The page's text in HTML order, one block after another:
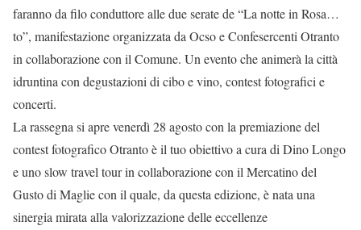
faranno da filo conduttore alle due serate de “La notte in Rosa…
to”, manifestazione organizzata da Ocso e Confesercenti Otranto
in collaborazione con il Comune. Un evento che animerà la città
idruntina con degustazioni di cibo e vino, contest fotografici e
concerti.
La rassegna si apre venerdì 28 agosto con la premiazione del
contest fotografico Otranto è il tuo obiettivo a cura di Dino Longo
e uno slow travel tour in collaborazione con il Mercatino del
Gusto di Maglie con il quale, da questa edizione, è nata una
sinergia mirata alla valorizzazione delle eccellenze